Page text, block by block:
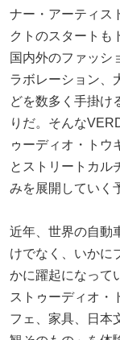
ナー・アーティス
クトのスタートも
国内外のファッシ
ラボレーション、
どを数多く手掛け
りだ。そんな
ゥーディオ・トウ
とストリートカル
みを展開していく
近年、世界の自動
けでなく、いかに
かに躍起になって
ストゥーディオ・
フェ、家具、日本